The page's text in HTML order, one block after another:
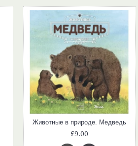
Животные в природе. Медведь
£9.00